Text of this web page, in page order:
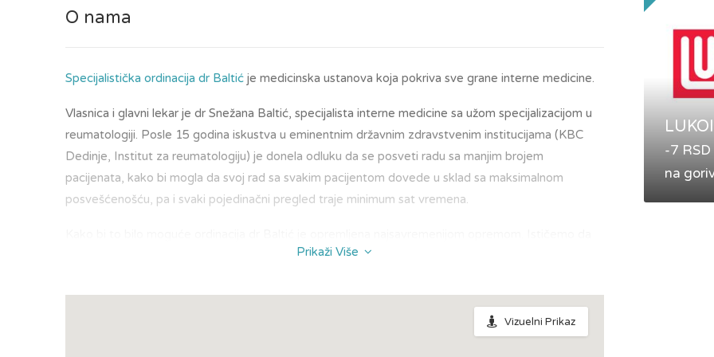
O nama
Specijalistička ordinacija dr Baltić je medicinska ustanova koja pokriva sve grane interne medicine.
Vlasnica i glavni lekar je dr Snežana Baltić, specijalista interne medicine sa užom specijalizacijom u
reumatologiji. Posle 15 godina iskustva u eminentnim državnim zdravstvenim institucijama (KBC
Dedinje, Institut za reumatologiju) je donela odluku da se posveti radu sa manjim brojem
pacijenata, kako bi mogla da svoj rad sa svakim pacijentom dovede u sklad sa maksimalnom
posvešćenošću, pa i svaki pojedinačni pregled traje minimum sat vremena.
je naša i vaša ordinacija referentna za ultrazvučni aparat najnovije generacije, sa tzv. Singlecristal
Dr Snežana Baltić je poverenje svojih istaknutih kolega zadobila predanim radom u dosadašnjoj
karijeri, koji su zato i pristali da pružaju konsultantske usluge iz drugih grana interne medicine –
Prikaži Više
Vizuelni Prikaz
-7 RSD
na